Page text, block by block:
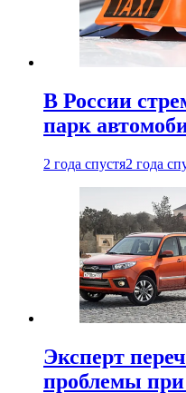
В России
парк
2 года спустя2 года
Эксперт
проблемы